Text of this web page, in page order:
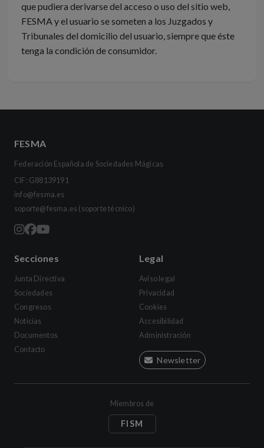
que pudiera derivarse del acceso o uso del sitio web,
FESMA y el usuario se someten a los Juzgados y
Tribunales del domicilio del usuario, siempre que éste
tenga la condición de consumidor.
FESMA
Federación Española de Sociedades Mágicas
CIF: G88139191
info@fesma.es
soporte@fesma.es (soporte técnico)
Secciones
Junta Directiva
Sociedades
Congresos
Noticias
Documentos
Contacto
Legal
Aviso legal
Privacidad
Cookies
Accesibilidad
Administración
Newsletter
Miembros de
FISM